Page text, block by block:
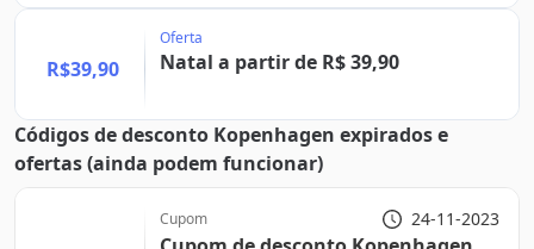
R$39,90
Oferta
Natal a partir de R$ 39,90
Códigos de desconto Kopenhagen expirados e
ofertas (ainda podem funcionar)
Cupom 24-11-2023